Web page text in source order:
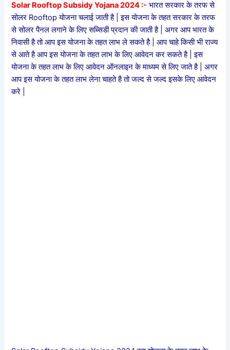
Solar Rooftop Subsidy Yojana 2024 :- भारत सरकार के तरफ से
सोलर Rooftop योजना चलाई जाती है | इस योजना के तहत सरकार के तरफ
से सोलर पैनल लगाने के लिए सब्सिडी प्रदान की जाती है | अगर आप भारत के
निवासी है तो आप इस योजना के तहत लाभ ले सकते है | आप चाहे किसी भी राज्य
से आते है आप इस योजना के तहत लाभ के लिए आवेदन कर सकते है | इस
योजना के तहत लाभ के लिए आवेदन ऑनलाइन के माध्यम से लिए जाते है | अगर
आप इस योजना के तहत लाभ लेना चाहते है तो जल्द से जल्द इसके लिए आवेदन
करे |